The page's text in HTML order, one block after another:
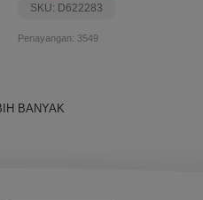
SKU: D622283
Penayangan: 3549
BANYAK